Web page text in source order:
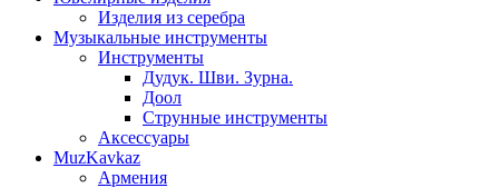
Изделия из серебра
Музыкальные инструменты
Инструменты
Дудук. Шви. Зурна.
Доол
Струнные инструменты
Аксессуары
MuzKavkaz
Армения